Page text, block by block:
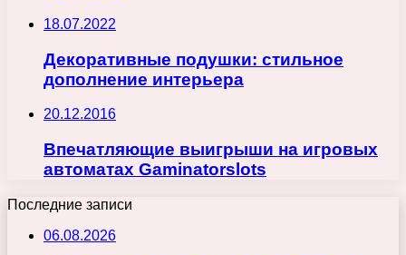
18.07.2022
Декоративные подушки: стильное
дополнение интерьера
20.12.2016
Впечатляющие выигрыши на игровых
автоматах Gaminatorslots
Последние записи
06.08.2026